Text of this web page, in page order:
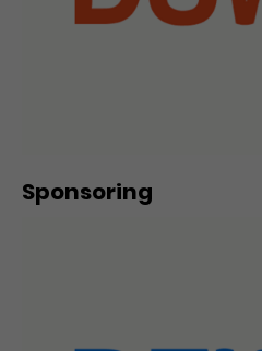
Sponsoring